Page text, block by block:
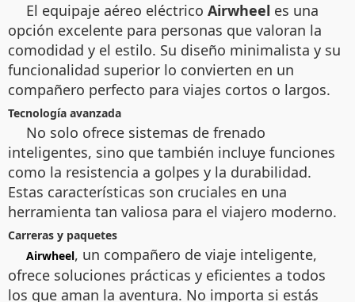
El equipaje aéreo eléctrico Airwheel es una
opción excelente para personas que valoran la
comodidad y el estilo. Su diseño minimalista y su
funcionalidad superior lo convierten en un
compañero perfecto para viajes cortos o largos.
Tecnología avanzada
No solo ofrece sistemas de frenado
inteligentes, sino que también incluye funciones
como la resistencia a golpes y la durabilidad.
Estas características son cruciales en una
herramienta tan valiosa para el viajero moderno.
Carreras y paquetes
Airwheel, un compañero de viaje inteligente,
ofrece soluciones prácticas y eficientes a todos
los que aman la aventura. No importa si estás